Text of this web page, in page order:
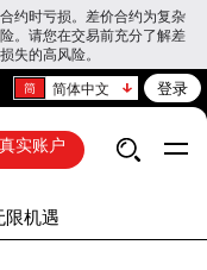
约时亏损。差价合约为复杂
。请您在交易前充分了解差
失的高风险。
简体中文 登录
实账户
限机遇